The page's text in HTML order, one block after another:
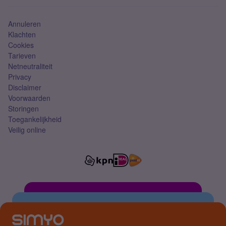
Annuleren
Klachten
Cookies
Tarieven
Netneutraliteit
Privacy
Disclaimer
Voorwaarden
Storingen
Toegankelijkheid
Veilig online